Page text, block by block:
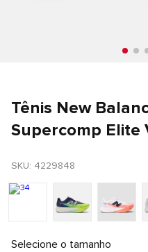
Tênis New
Supercomp Elite
SKU: 4229848
Selecione o tamanho